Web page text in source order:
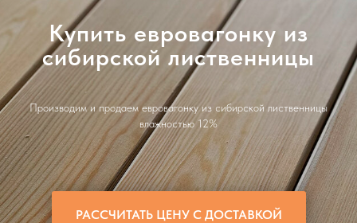
Купить евровагонку из
сибирской лиственницы
Производим и продаем евровагонку из сибирской лиственницы
влажностью 12%
РАССЧИТАТЬ ЦЕНУ С ДОСТАВКОЙ